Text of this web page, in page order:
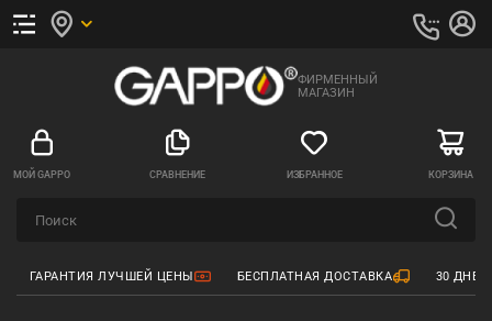
ФИРМЕННЫЙ
МАГАЗИН
МОЙ GAPPO СРАВНЕНИЕ ИЗБРАННОЕ КОРЗИНА
ГАРАНТИЯ ЛУЧШЕЙ ЦЕНЫ БЕСПЛАТНАЯ ДОСТАВКА 30